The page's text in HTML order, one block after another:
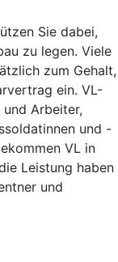
Sie dabei,
zu legen. Viele
zum Gehalt,
ein. VL-
Arbeiter,
und -
VL in
Leistung haben
und